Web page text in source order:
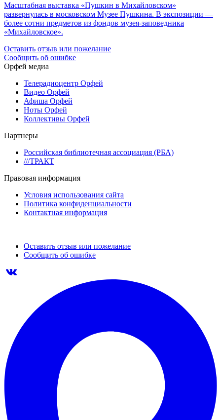
Масштабная выставка «Пушкин в Михайловском»
развернулась в московском Музее Пушкина. В экспозиции —
более сотни предметов из фондов музея-заповедника
«Михайловское».
Оставить отзыв или пожелание
Сообщить об ошибке
Орфей медиа
Телерадиоцентр Орфей
Видео Орфей
Афиша Орфей
Ноты Орфей
Коллективы Орфей
Партнеры
Российская библиотечная ассоциация (РБА)
///ТРАКТ
Правовая информация
Условия использования сайта
Политика конфиденциальности
Контактная информация
Оставить отзыв или пожелание
Сообщить об ошибке